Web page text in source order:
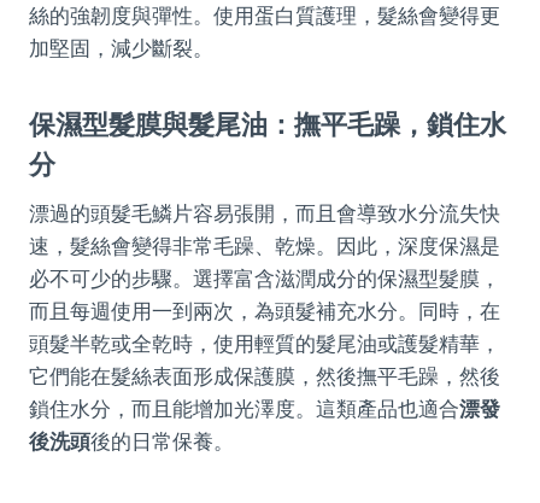
絲的強韌度與彈性。使用蛋白質護理，髮絲會變得更
加堅固，減少斷裂。
保濕型髮膜與髮尾油：撫平毛躁，鎖住水
分
漂過的頭髮毛鱗片容易張開，而且會導致水分流失快
速，髮絲會變得非常毛躁、乾燥。因此，深度保濕是
必不可少的步驟。選擇富含滋潤成分的保濕型髮膜，
而且每週使用一到兩次，為頭髮補充水分。同時，在
頭髮半乾或全乾時，使用輕質的髮尾油或護髮精華，
它們能在髮絲表面形成保護膜，然後撫平毛躁，然後
鎖住水分，而且能增加光澤度。這類產品也適合漂發
後洗頭後的日常保養。